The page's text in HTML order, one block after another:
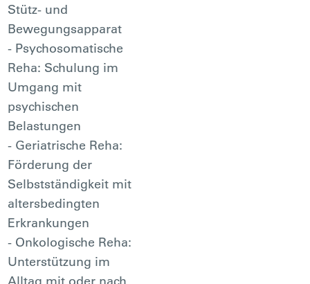
Stütz- und
Bewegungsapparat
- Psychosomatische
Reha: Schulung im
Umgang mit
psychischen
Belastungen
- Geriatrische Reha:
Förderung der
Selbstständigkeit mit
altersbedingten
Erkrankungen
- Onkologische Reha:
Unterstützung im
Alltag mit oder nach